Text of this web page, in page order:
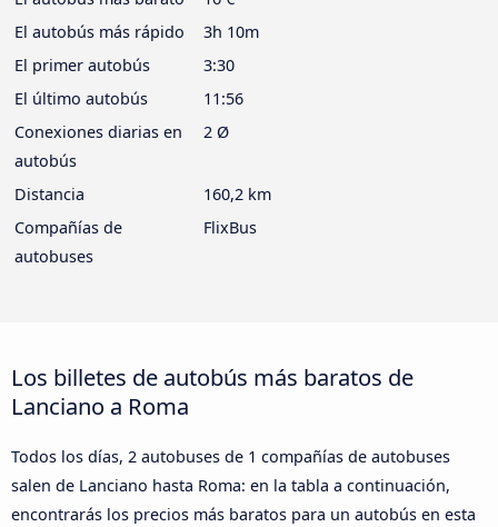
El autobús más rápido
3h 10m
El primer autobús
3:30
El último autobús
11:56
Conexiones diarias en
autobús
2 Ø
Distancia
160,2 km
Compañías de
autobuses
FlixBus
Los billetes de autobús más baratos de
Lanciano a Roma
Todos los días, 2 autobuses de 1 compañías de autobuses
salen de Lanciano hasta Roma: en la tabla a continuación,
encontrarás los precios más baratos para un autobús en esta